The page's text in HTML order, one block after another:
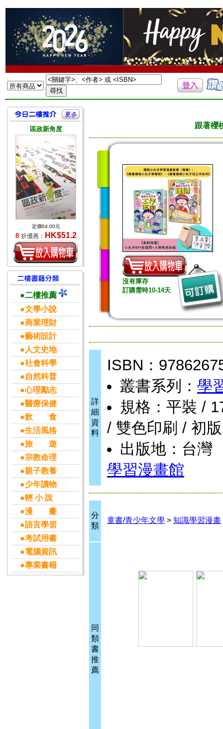
區政新角度
定價64.00元
8 折優惠： HK$51.2
●二樓推薦
●文學小說
●商業理財
●藝術設計
●人文史地
●社會科學
●自然科普
●心理勵志
●醫療保健
●飲 食
●生活風格
●旅 遊
●宗教命理
●親子教養
●少年讀物
●輕 小 說
●漫 畫
●語言學習
●考試用書
●電腦資訊
●專業書籍
跟著櫻
沒有庫存
訂購需時10-14天
詳
細
資
料
ISBN：
叢書系列： 學
規格：平裝 /
/ 雙色印刷 / 初版
出版地：台灣
學習漫畫館
分
類
童書/青少年文學 > 知識學習漫畫
同
類
書
推
薦